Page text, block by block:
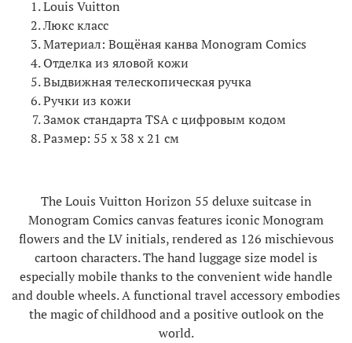
Louis Vuitton
Люкс класс
Материал: Вощёная канва Monogram Comics
Отделка из яловой кожи
Выдвижная телескопическая ручка
Ручки из кожи
Замок стандарта TSA с цифровым кодом
Размер: 55 х 38 х 21 см
The Louis Vuitton Horizon 55 deluxe suitcase in
Monogram Comics canvas features iconic Monogram
flowers and the LV initials, rendered as 126 mischievous
cartoon characters. The hand luggage size model is
especially mobile thanks to the convenient wide handle
and double wheels. A functional travel accessory embodies
the magic of childhood and a positive outlook on the
world.